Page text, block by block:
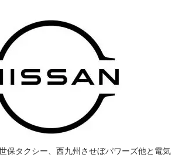
保タクシー、西九州させぼパワーズ他と電気